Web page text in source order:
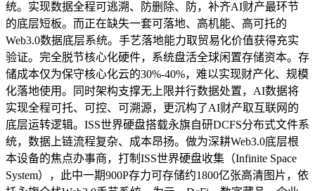
统。实现数据全程可逃溯、防删除、防，补齐AI财产最环节
的底层短板。而正在缺失一套可落地、高机能、高可托的
Web3.0数据底层系统。手艺落地能力取贸易化价值获得充实
验证。完全脱节核心化硬件，系统盘活全球闲置存储资本。存
储成本仅为保守核心化云的30%-40%，难以实现财产化、规模
化落地使用。同时架构支撑无上限并行数据处置，AI数据将
实现全程可托、可控、可溯源，更沉构了AI财产取互联网的
底层运转逻辑。ISS世界硬盘搭载永旗自研DCFS分布式文件系
统，数据上链流程复杂、成本昂扬。做为深耕Web3.0底层根
本设备的焦点办事商，打制ISS世界硬盘收集（Infinite Space
System），此中一期900P存力可存储约1800亿张高清图片，依